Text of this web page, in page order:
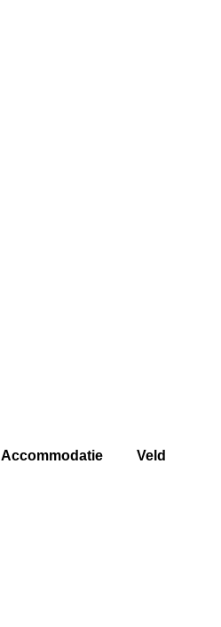
Accommodatie Veld